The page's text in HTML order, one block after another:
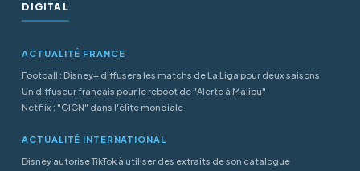
DIGITAL
ACTUALITÉ FRANCE
Football : Disney+ diffusera les matchs de La Liga pour deux saisons
Un diffuseur français pour le reboot de "Alerte à Malibu"
Netflix : "GIGN" dans l'élite mondiale
ACTUALITÉ INTERNATIONAL
Disney autorise TikTok à utiliser des extraits de son catalogue